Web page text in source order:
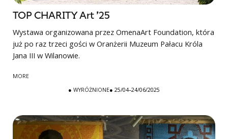
TOP CHARITY Art ’25
Wystawa organizowana przez OmenaArt Foundation, która
już po raz trzeci gości w Oranżerii Muzeum Pałacu Króla
Jana III w Wilanowie.
MORE
● WYRÓŻNIONE● 25/04–24/06/2025